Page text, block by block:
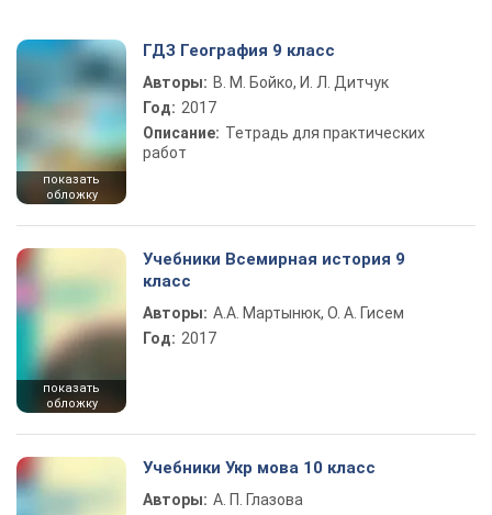
показать
обложку
ГДЗ География 9 класс
Авторы: В. М. Бойко, И. Л. Дитчук
Год: 2017
Описание: Тетрадь для практических
работ
показать
обложку
Учебники Всемирная история 9
класс
Авторы: А.А. Мартынюк, О. А. Гисем
Год: 2017
Учебники Укр мова 10 класс
Авторы: А. П. Глазова